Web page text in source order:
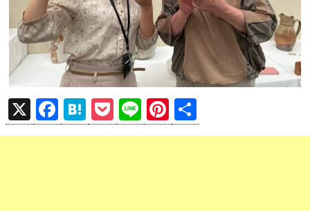
X
F
a
H
at
P
o
Li
n
Pi
nt 有